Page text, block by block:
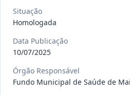
Eletrônico
013/2026
Registro de
Situação
Homologada
Data Publicação
10/07/2025
Órgão Responsável
Fundo Municipal de Saúde de